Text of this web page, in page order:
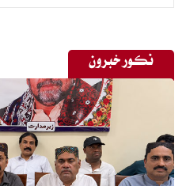
نڪور خبرون